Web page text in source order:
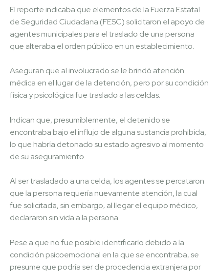
El reporte indicaba que elementos de la Fuerza Estatal
de Seguridad Ciudadana (FESC) solicitaron el apoyo de
agentes municipales para el traslado de una persona
que alteraba el orden público en un establecimiento.
Aseguran que al involucrado se le brindó atención
médica en el lugar de la detención, pero por su condición
física y psicológica fue traslado a las celdas.
Indican que, presumiblemente, el detenido se
encontraba bajo el influjo de alguna sustancia prohibida,
lo que habría detonado su estado agresivo al momento
de su aseguramiento.
Al ser trasladado a una celda, los agentes se percataron
que la persona requería nuevamente atención, la cual
fue solicitada, sin embargo, al llegar el equipo médico,
declararon sin vida a la persona.
Pese a que no fue posible identificarlo debido a la
condición psicoemocional en la que se encontraba, se
presume que podría ser de procedencia extranjera por